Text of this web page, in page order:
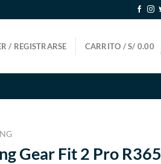
/ REGISTRARSE CARRITO /S/ 0.00
Gear Fit 2 Pro R365